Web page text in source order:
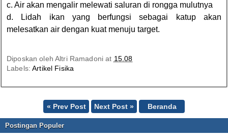
c. Air akan mengalir melewati saluran di rongga mulutnya
d. Lidah ikan yang berfungsi sebagai katup akan
melesatkan air dengan kuat menuju target.
Diposkan oleh Altri Ramadoni at 15.08
Labels:Artikel Fisika
« Prev Post Next Post » Beranda
Postingan Populer